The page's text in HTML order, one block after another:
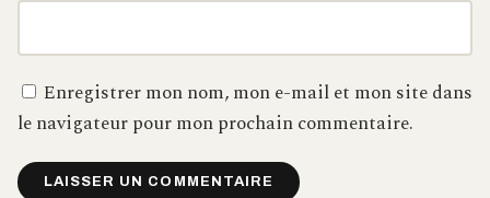
Enregistrer mon nom, mon e-mail et mon site dans
le navigateur pour mon prochain commentaire.